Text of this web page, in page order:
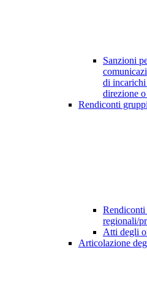
Sanzioni
di
direzione
Rendiconti
regionali/
Atti degli
Articolazione